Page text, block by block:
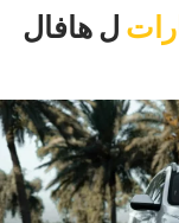
‏ل هافال